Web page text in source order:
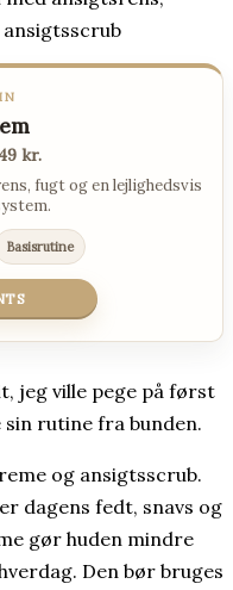
kr.
fugt og en lejlighedsvis
Basisrutine
jeg ville pege på først
rutine fra bunden.
og ansigtsscrub.
dagens fedt, snavs og
gør huden mindre
Den bør bruges